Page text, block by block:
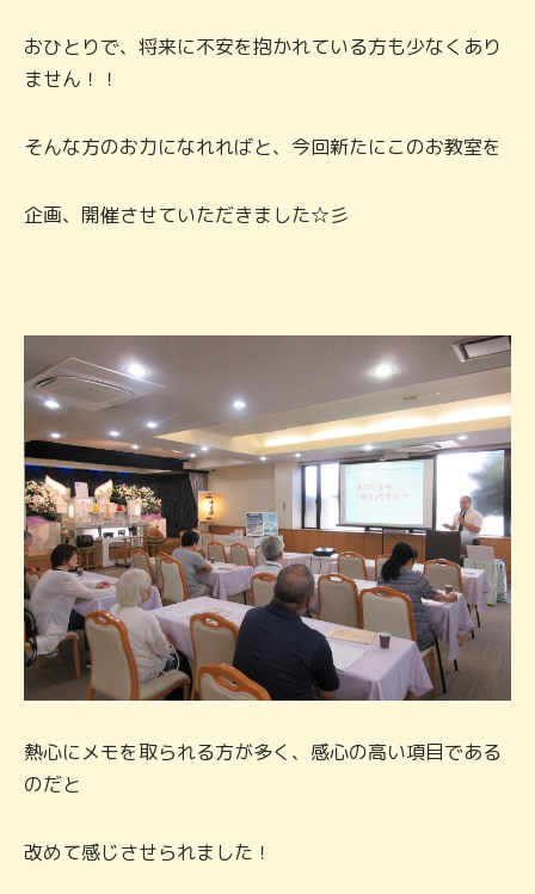
おひとりで、将来に不安を抱かれている方も少なくあり
ません！！
そんな方のお力になれればと、今回新たにこのお教室を
企画、開催させていただきました☆彡
熱心にメモを取られる方が多く、感心の高い項目である
のだと
改めて感じさせられました！